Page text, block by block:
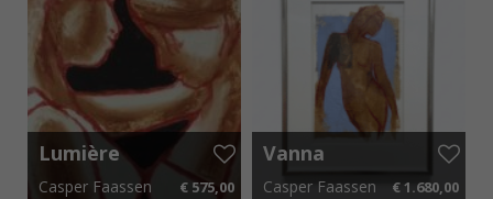
Lumière
Casper Faassen € 575,00
Vanna
Casper Faassen € 1.680,00